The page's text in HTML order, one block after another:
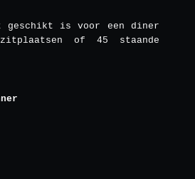
geschikt is voor een diner
of 45 staande